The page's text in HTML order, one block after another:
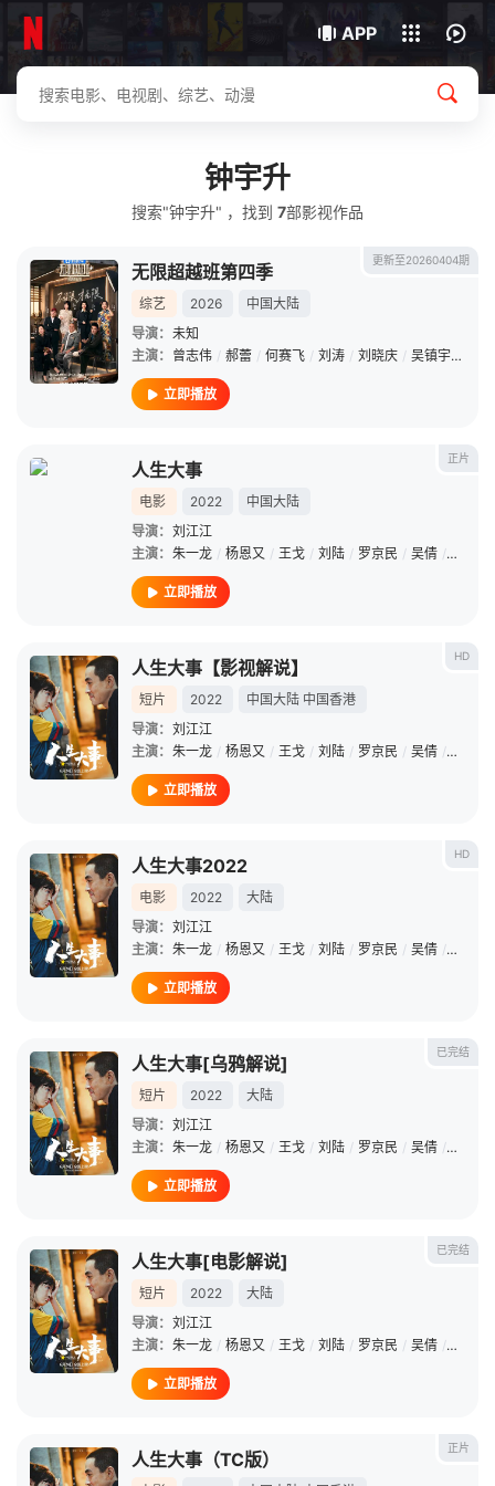
APP
下载客户端
我的观影记录
钟宇升
搜索"钟宇升" ，找到 7部影视作品
更新至20260404期
无限超越班第四季
综艺 2026
中国大陆
导演： 未知
主演： 曾志伟 / 郝蕾 / 何赛飞 / 刘涛 / 刘晓庆 / 吴镇宇 /
立即播放
正片
人生大事
电影 2022
中国大陆
导演： 刘江江
主演： 朱一龙 / 杨恩又 / 王戈 / 刘陆 / 罗京民 / 吴倩 / 郑卫莉
立即播放
HD
人生大事【影视解说】
短片 2022 中国大陆 中国香港
导演： 刘江江
主演： 朱一龙 / 杨恩又 / 王戈 / 刘陆 / 罗京民 / 吴倩 / 郑卫莉
立即播放
HD
人生大事2022
电影 2022
大陆
导演： 刘江江
主演： 朱一龙 / 杨恩又 / 王戈 / 刘陆 / 罗京民 / 吴倩 / 郑卫莉
立即播放
已完结
人生大事[乌鸦解说]
短片 2022
大陆
导演： 刘江江
主演： 朱一龙 / 杨恩又 / 王戈 / 刘陆 / 罗京民 / 吴倩 / 郑卫莉
立即播放
已完结
人生大事[电影解说]
短片 2022
大陆
导演： 刘江江
主演： 朱一龙 / 杨恩又 / 王戈 / 刘陆 / 罗京民 / 吴倩 / 郑卫莉
立即播放
正片
人生大事（TC版）